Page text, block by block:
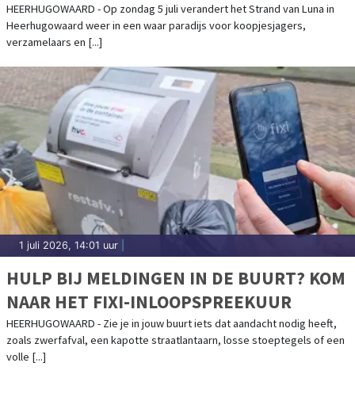
HEERHUGOWAARD - Op zondag 5 juli verandert het Strand van Luna in
Heerhugowaard weer in een waar paradijs voor koopjesjagers,
verzamelaars en [...]
1 juli 2026, 14:01 uur
HULP BIJ MELDINGEN IN DE BUURT? KOM
NAAR HET FIXI-INLOOPSPREEKUUR
HEERHUGOWAARD - Zie je in jouw buurt iets dat aandacht nodig heeft,
zoals zwerfafval, een kapotte straatlantaarn, losse stoeptegels of een
volle [...]